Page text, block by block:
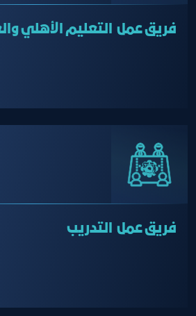
فريق عمل التعليم الأهلي
فريق عمل التدريب